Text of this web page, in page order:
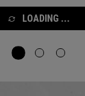
LOADING ...